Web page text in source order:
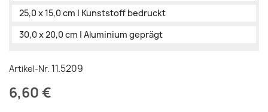
25,0 x 15,0 cm | Kunststoff bedruckt
30,0 x 20,0 cm | Aluminium geprägt
Artikel-Nr. 11.5209
6,60 €